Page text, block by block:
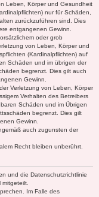
Leben, Körper und Gesundheit
nur für Schäden,
zurückzuführen sind. Dies
entgangenen Gewinn.
oder grob
von Leben, Körper und
(Kardinalpflichten) auf
Schäden und im übrigen der
begrenzt. Dies gilt auch
Gewinn.
Verletzung von Leben, Körper
Verhalten des Betreibers
Schäden und im Übrigen
begrenzt. Dies gilt
Gewinn.
auch zugunsten der
Recht bleiben unberührt.
und die Datenschutzrichtlinie
Im Falle des